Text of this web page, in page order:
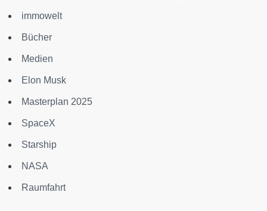
immowelt
Bücher
Medien
Elon Musk
Masterplan 2025
SpaceX
Starship
NASA
Raumfahrt